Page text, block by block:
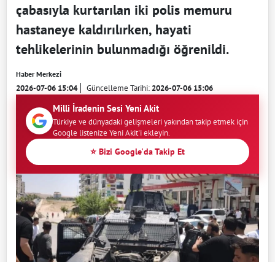
çabasıyla kurtarılan iki polis memuru
hastaneye kaldırılırken, hayati
tehlikelerinin bulunmadığı öğrenildi.
Haber Merkezi
2026-07-06 15:04 Güncelleme Tarihi:2026-07-06 15:06
Milli İradenin Sesi Yeni Akit
Türkiye ve dünyadaki gelişmeleri yakından takip etmek için
Google listenize Yeni Akit'i ekleyin.
⭐ Bizi Google'da Takip Et